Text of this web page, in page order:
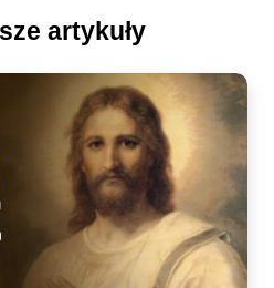
artykuły